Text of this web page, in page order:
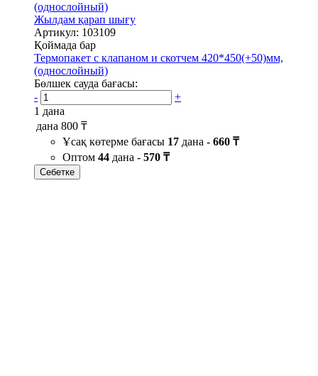
Жылдам қарап шығу
Артикул: 103109
Қоймада бар
Термопакет с клапаном и скотчем 420*450(+50)мм,
(однослойный)
Бөлшек сауда бағасы:
-
+
1 дана
дана 800 ₸
Ұсақ көтерме бағасы 17 дана - 660 ₸
Оптом 44 дана - 570 ₸
Себетке